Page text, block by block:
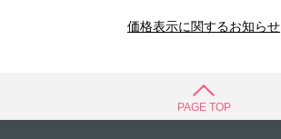
価格表示に関するお知らせ
PAGE TOP